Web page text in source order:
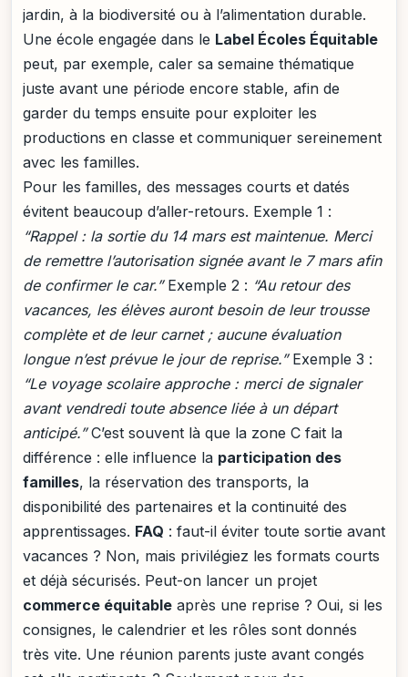
jardin, à la biodiversité ou à l’alimentation durable.
Une école engagée dans le Label Écoles Équitable
peut, par exemple, caler sa semaine thématique
juste avant une période encore stable, afin de
garder du temps ensuite pour exploiter les
productions en classe et communiquer sereinement
avec les familles.
Pour les familles, des messages courts et datés
évitent beaucoup d’aller-retours. Exemple 1 :
“Rappel : la sortie du 14 mars est maintenue. Merci
de remettre l’autorisation signée avant le 7 mars afin
de confirmer le car.”Exemple 2 : “Au retour des
vacances, les élèves auront besoin de leur trousse
complète et de leur carnet ; aucune évaluation
longue n’est prévue le jour de reprise.”Exemple 3 :
“Le voyage scolaire approche : merci de signaler
avant vendredi toute absence liée à un départ
anticipé.”C’est souvent là que la zone C fait la
différence : elle influence la participation des
familles, la réservation des transports, la
disponibilité des partenaires et la continuité des
apprentissages. FAQ : faut-il éviter toute sortie avant
vacances ? Non, mais privilégiez les formats courts
et déjà sécurisés. Peut-on lancer un projet
commerce équitable après une reprise ? Oui, si les
consignes, le calendrier et les rôles sont donnés
très vite. Une réunion parents juste avant congés